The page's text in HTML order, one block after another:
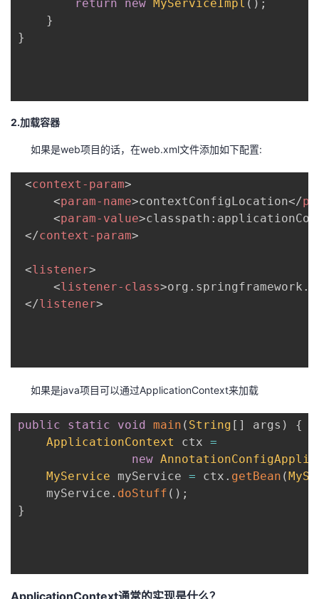
return new MyServiceImpl ( ) ;
}
}
2.加载容器
如果是web项目的话，在web.xml文件添加如下配置:
<context-param>
<param-name>contextConfigLocation</
<param-value>
</context-param>
<listener>
<listener-class>
</listener>
如果是java项目可以通过ApplicationContext来加载
public static void main ( String [ ] args )
{
ApplicationContext
ctx =
new
MyService myService = ctx . getBean (
    myService
. doStuff ( ) ;
}
ApplicationContext通常的实现是什么？